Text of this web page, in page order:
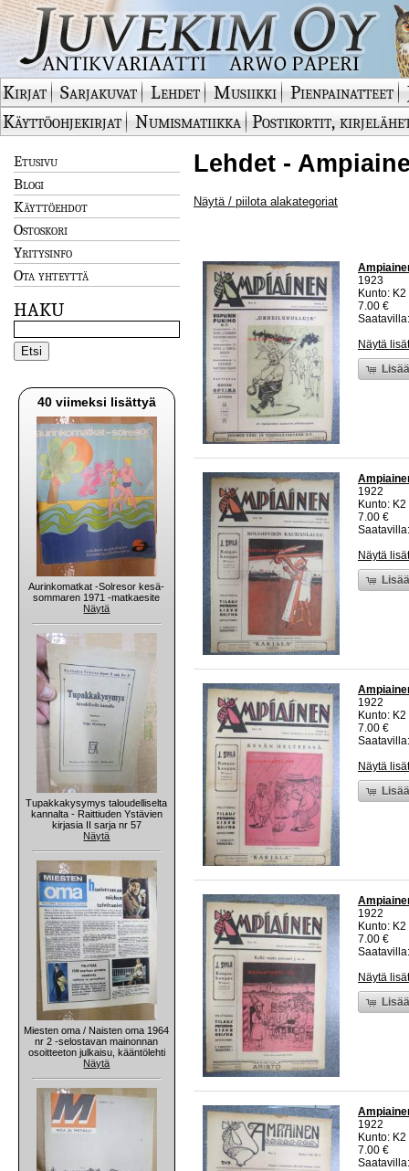
Kirjat Sarjakuvat Lehdet Musiikki Pienpainatteet
Käyttöohjekirjat
Numismatiikka Postikortit,
Etusivu
Blogi
Käyttöehdot
Ostoskori
Yritysinfo
Ota yhteyttä
HAKU
40 viimeksi lisättyä
Aurinkomatkat -Solresor kesä-
sommaren 1971 -matkaesite
Näytä
Tupakkakysymys taloudelliselta
kannalta - Raittiuden Ystävien
kirjasia II sarja nr 57
Näytä
Miesten oma / Naisten oma 1964
nr 2 -selostavan mainonnan
osoitteeton julkaisu, kääntölehti
Näytä
Lehdet -
Näytä / piilota alakategoriat
1923
Kunto:
7.00 €
Näytä
1922
Kunto:
7.00 €
Näytä
1922
Kunto:
7.00 €
Näytä
1922
Kunto:
7.00 €
Näytä
1922
Kunto:
7.00 €